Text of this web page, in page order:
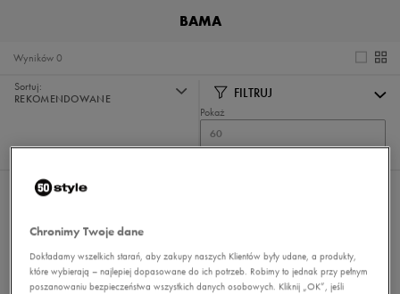
BAMA
0
Wyników
Sortuj:
REKOMENDOWANE
FILTRUJ
Pokaż
60
Nie wybrano filtrów
Chronimy Twoje dane
Dokładamy wszelkich starań, aby zakupy naszych Klientów były udane, a produkty,
które wybierają – najlepiej dopasowane do ich potrzeb. Robimy to jednak przy pełnym
poszanowaniu bezpieczeństwa wszystkich danych osobowych. Kliknij „OK”, jeśli